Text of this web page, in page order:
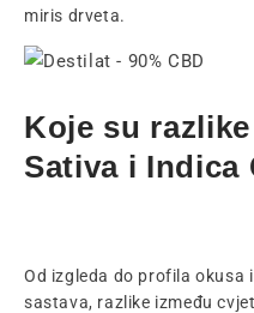
miris drveta.
Koje su
Sativa i Indica
Od izgleda do profila okusa
sastava, razlike između